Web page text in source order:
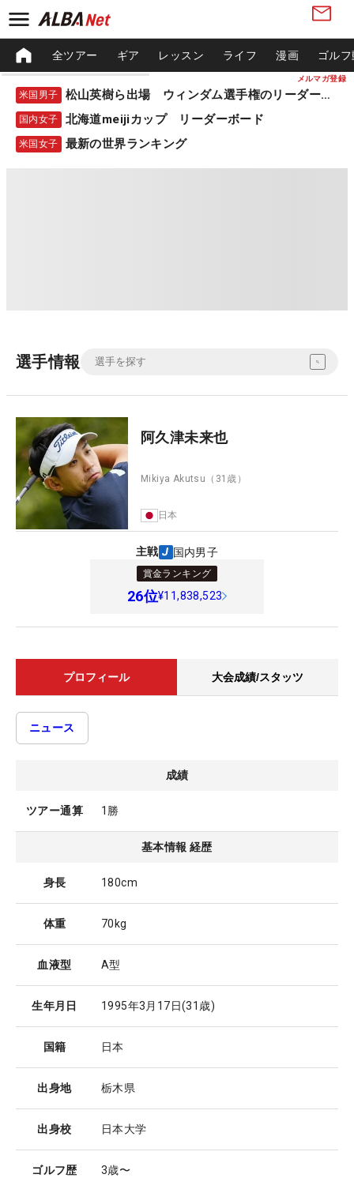
メルマガ登録
全ツアー ギア レッスン ライフ 漫画 ゴル
米国男子 松山英樹ら出場 ウィンダム選手権のリーダーボード
国内女子 北海道meijiカップ リーダーボード
米国女子 最新の世界ランキング
選手情報
阿久津未来也
Mikiya Akutsu （31歳）
日本
主戦 国内男子
賞金ランキング
26位¥11,838,523
プロフィール 大会成績/スタッツ
ニュース
成績
ツアー通算 1勝
基本情報 経歴
身長 180cm
体重 70kg
血液型 A型
生年月日 1995年3月17日(31歳)
国籍 日本
出身地 栃木県
出身校 日本大学
ゴルフ歴 3歳〜